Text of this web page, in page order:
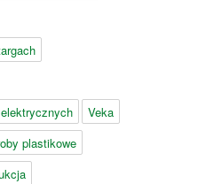
Veka
plastikowe